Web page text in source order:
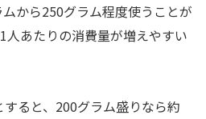
から250グラム程度使うことが
人あたりの消費量が増えやすい
ると、200グラム盛りなら約